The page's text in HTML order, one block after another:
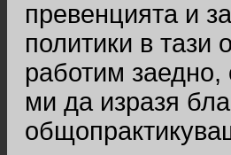
превенцията и
политики в тази
работим заедно,
ми да изразя